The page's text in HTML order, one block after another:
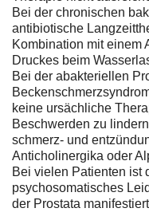
Bei der chronischen
antibiotische
Kombination mit einem
Druckes beim
Bei der abakteriellen
keine ursächliche
Beschwerden zu
schmerz- und
Anticholinergika oder
Bei vielen Patienten ist
psychosomatisches
der Prostata